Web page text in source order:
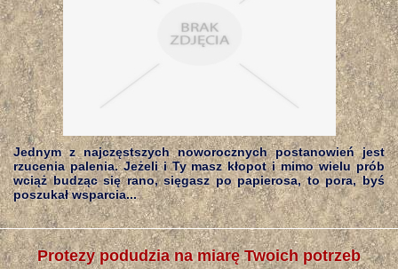
Jednym z najczęstszych noworocznych postanowień jest
rzucenia palenia. Jeżeli i Ty masz kłopot i mimo wielu prób
wciąż budząc się rano, sięgasz po papierosa, to pora, byś
poszukał wsparcia...
Protezy podudzia na miarę Twoich potrzeb